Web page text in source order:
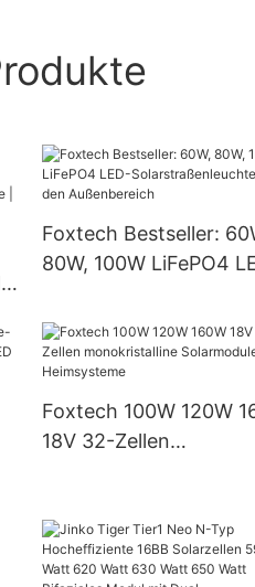
Foxtech Bestseller:
80W, 100W LiFePO4
den Außenbereich
Foxtech 100W 120W
18V 32-Zellen
Heimsysteme